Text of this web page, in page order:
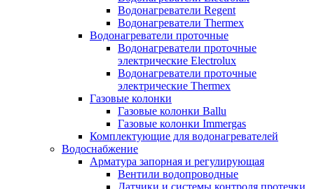
Водонагреватели Regent
Водонагреватели Thermex
Водонагреватели проточные
Водонагреватели проточные
электрические Electrolux
Водонагреватели проточные
электрические Thermex
Газовые колонки
Газовые колонки Ballu
Газовые колонки Immergas
Комплектующие для водонагревателей
Водоснабжение
Арматура запорная и регулирующая
Вентили водопроводные